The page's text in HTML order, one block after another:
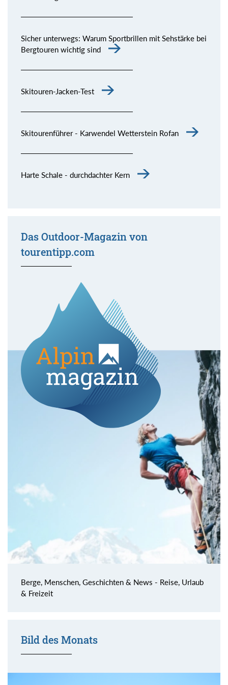
Sicher unterwegs: Warum Sportbrillen mit Sehstärke bei
Bergtouren wichtig sind
Skitouren-Jacken-Test
Skitourenführer - Karwendel Wetterstein Rofan
Harte Schale - durchdachter Kern
Das Outdoor-Magazin von
tourentipp.com
Berge, Menschen, Geschichten & News - Reise, Urlaub
& Freizeit
Bild des Monats